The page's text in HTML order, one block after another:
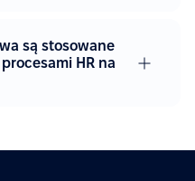
są stosowane
HR na